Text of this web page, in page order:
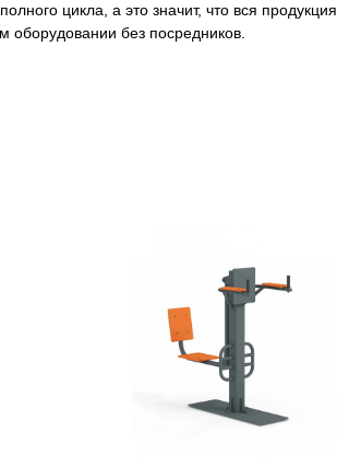
цикла, а это значит, что вся продукция
оборудовании без посредников.